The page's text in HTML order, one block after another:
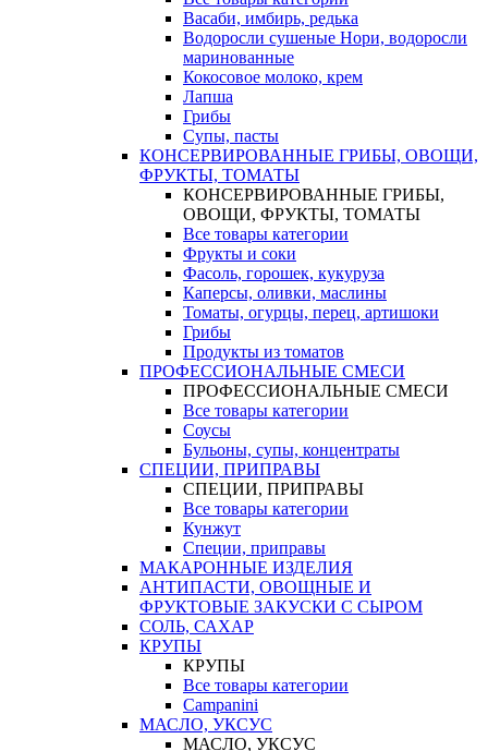
Васаби, имбирь, редька
Водоросли сушеные Нори, водоросли
маринованные
Кокосовое молоко, крем
Лапша
Грибы
Супы, пасты
КОНСЕРВИРОВАННЫЕ ГРИБЫ, ОВОЩИ,
ФРУКТЫ, ТОМАТЫ
КОНСЕРВИРОВАННЫЕ ГРИБЫ,
ОВОЩИ, ФРУКТЫ, ТОМАТЫ
Все товары категории
Фрукты и соки
Фасоль, горошек, кукуруза
Каперсы, оливки, маслины
Томаты, огурцы, перец, артишоки
Грибы
Продукты из томатов
ПРОФЕССИОНАЛЬНЫЕ СМЕСИ
ПРОФЕССИОНАЛЬНЫЕ СМЕСИ
Все товары категории
Соусы
Бульоны, супы, концентраты
СПЕЦИИ, ПРИПРАВЫ
СПЕЦИИ, ПРИПРАВЫ
Все товары категории
Кунжут
Специи, приправы
МАКАРОННЫЕ ИЗДЕЛИЯ
АНТИПАСТИ, ОВОЩНЫЕ И
ФРУКТОВЫЕ ЗАКУСКИ С СЫРОМ
СОЛЬ, САХАР
КРУПЫ
КРУПЫ
Все товары категории
Campanini
МАСЛО, УКСУС
МАСЛО, УКСУС